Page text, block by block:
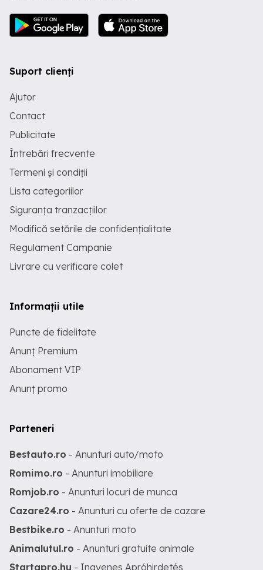
Suport clienți
Ajutor
Contact
Publicitate
Întrebări frecvente
Termeni și condiții
Lista categoriilor
Siguranța tranzacțiilor
Modifică setările de confidențialitate
Regulament Campanie
Livrare cu verificare colet
Informații utile
Puncte de fidelitate
Anunț Premium
Abonament VIP
Anunț promo
Parteneri
Bestauto.ro - Anunturi auto/moto
Romimo.ro - Anunturi imobiliare
Romjob.ro - Anunturi locuri de munca
Cazare24.ro - Anunturi cu oferte de cazare
Bestbike.ro - Anunturi moto
Animalutul.ro - Anunturi gratuite animale
Startapro.hu - Ingyenes Apróhirdetés